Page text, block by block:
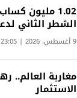
1.02 مليون
الشطر الثاني
9 أغسطس، 2026 | 23:05
مغاربة العالم..
الاستثمار